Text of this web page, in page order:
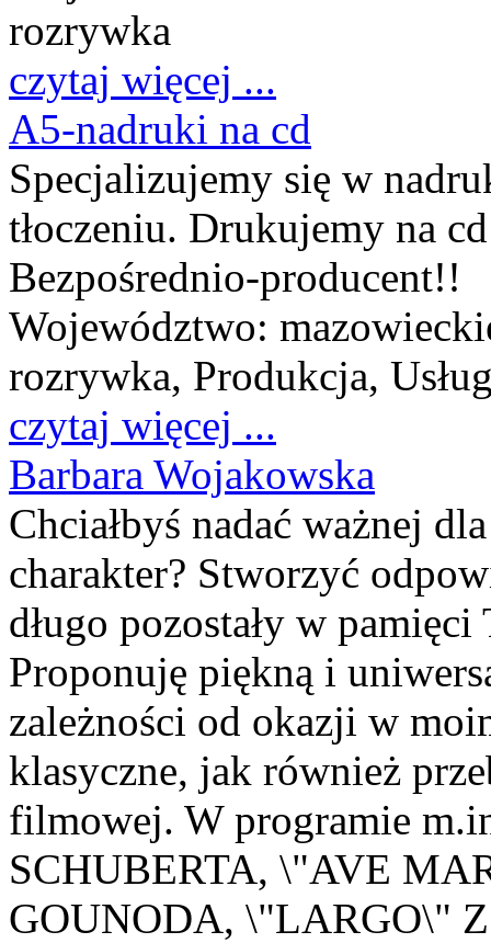
rozrywka
czytaj więcej ...
A5-nadruki na cd
Specjalizujemy się w
tłoczeniu. Drukujemy na
Bezpośrednio-producent!!
Województwo:
rozrywka, Produkcja,
czytaj więcej ...
Barbara Wojakowska
Chciałbyś nadać ważnej
charakter? Stworzyć
długo pozostały w
Proponuję piękną i
zależności od okazji w
klasyczne, jak również
filmowej. W programie
SCHUBERTA, \"AVE
GOUNODA, \"LARGO\"